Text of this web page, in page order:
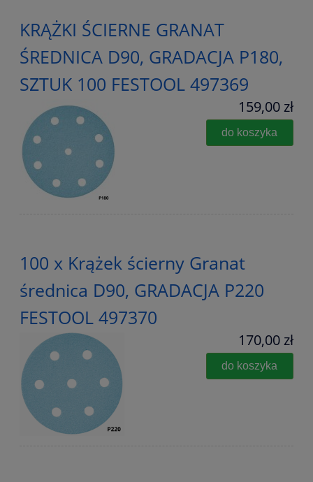
KRĄŻKI ŚCIERNE GRANAT
ŚREDNICA D90, GRADACJA P180,
SZTUK 100 FESTOOL 497369
159,00 zł
do koszyka
100 x Krążek ścierny Granat
średnica D90, GRADACJA P220
FESTOOL 497370
170,00 zł
do koszyka